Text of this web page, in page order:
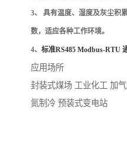
3、 具有温度、湿度及灰尘积
数，适应各种工作环境。
4、 标准RS485 Modbus-RTU
应用场所
封装式煤场 工业化工 加
氮制冷 预装式变电站